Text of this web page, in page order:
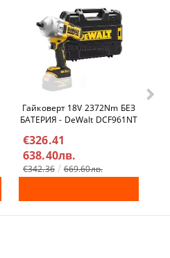
Гайковерт 18V 2372Nm БЕЗ
БАТЕРИЯ - DeWalt DCF961NT
€326.41
638.40лв.
€342.36 669.60лв.